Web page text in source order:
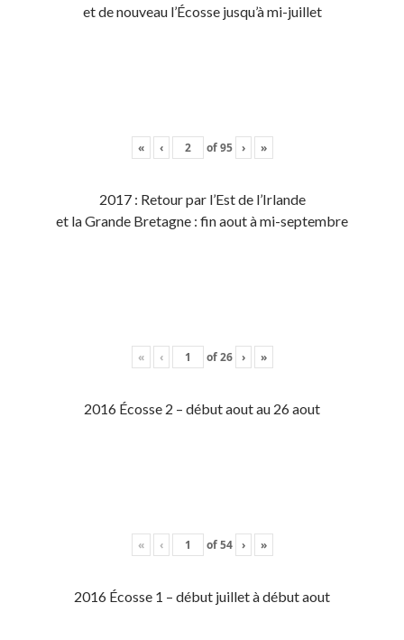
et de nouveau l’Écosse jusqu’à mi-juillet
« ‹ of95 › »
2017 : Retour par l’Est de l’Irlande
et la Grande Bretagne : fin aout à mi-septembre
« ‹ of26 › »
2016 Écosse 2 – début aout au 26 aout
« ‹ of54 › »
2016 Écosse 1 – début juillet à début aout